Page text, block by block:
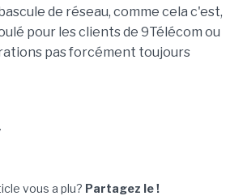
de réseau, comme cela c'est,
pour les clients de 9Télécom ou
pas forcément toujours
vous a plu? Partagez le !